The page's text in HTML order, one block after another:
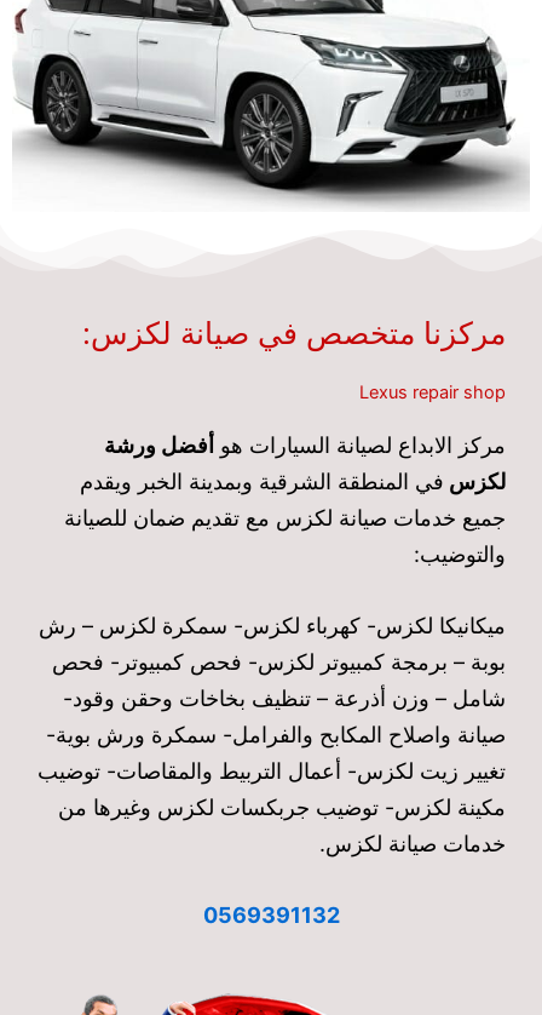
مركزنا متخصص في صيانة لكزس:
Lexus repair shop
مركز الابداع لصيانة السيارات هو أفضل ورشة
لكزس في المنطقة الشرقية وبمدينة الخبر ويقدم
جميع خدمات صيانة لكزس مع تقديم ضمان للصيانة
والتوضيب:
ميكانيكا لكزس- كهرباء لكزس- سمكرة لكزس – رش
بوبة – برمجة كمبيوتر لكزس- فحص كمبيوتر- فحص
شامل – وزن أذرعة – تنظيف بخاخات وحقن وقود-
صيانة واصلاح المكابح والفرامل- سمكرة ورش بوية-
تغيير زيت لكزس- أعمال التربيط والمقاصات- توضيب
مكينة لكزس- توضيب جربكسات لكزس وغيرها من
خدمات صيانة لكزس.
0569391132